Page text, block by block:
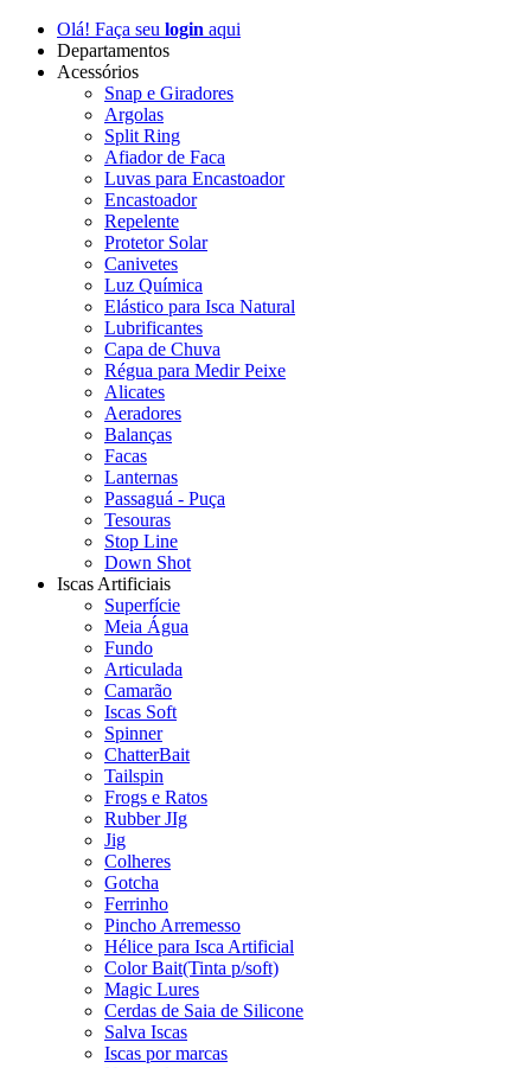
Olá! Faça seu login aqui
Departamentos
Acessórios
Snap e Giradores
Argolas
Split Ring
Afiador de Faca
Luvas para Encastoador
Encastoador
Repelente
Protetor Solar
Canivetes
Luz Química
Elástico para Isca Natural
Lubrificantes
Capa de Chuva
Régua para Medir Peixe
Alicates
Aeradores
Balanças
Facas
Lanternas
Passaguá - Puça
Tesouras
Stop Line
Down Shot
Iscas Artificiais
Superfície
Meia Água
Fundo
Articulada
Camarão
Iscas Soft
Spinner
ChatterBait
Tailspin
Frogs e Ratos
Rubber JIg
Jig
Colheres
Gotcha
Ferrinho
Pincho Arremesso
Hélice para Isca Artificial
Color Bait(Tinta p/soft)
Magic Lures
Cerdas de Saia de Silicone
Salva Iscas
Iscas por marcas